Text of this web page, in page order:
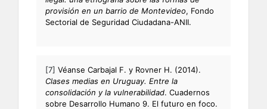
provisión en un barrio de Montevideo, Fondo
Sectorial de Seguridad Ciudadana-ANII.
[7] Véanse Carbajal F. y Rovner H. (2014).
Clases medias en Uruguay. Entre la
consolidación y la vulnerabilidad. Cuadernos
sobre Desarrollo Humano 9. El futuro en foco.